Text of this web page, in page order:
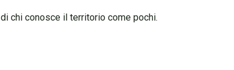
chi conosce il territorio come pochi.